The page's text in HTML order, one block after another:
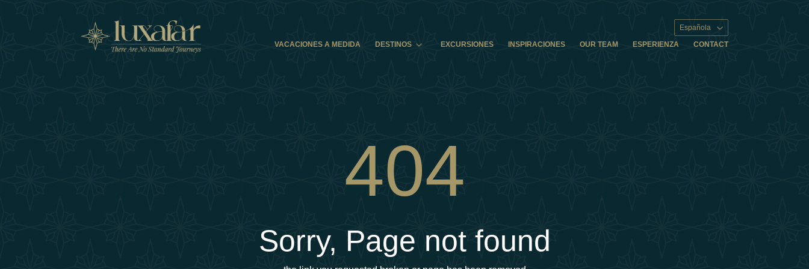
Española
VACACIONES A MEDIDA
DESTINOS EXCURSIONES INSPIRACIONES OUR TEAM ESPERIENZA CONTACT
404
Sorry, Page not found